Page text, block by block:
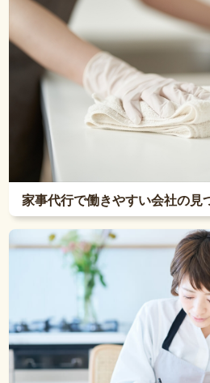
家事代行で働きやすい会社の見